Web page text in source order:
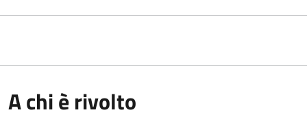
A chi è rivolto